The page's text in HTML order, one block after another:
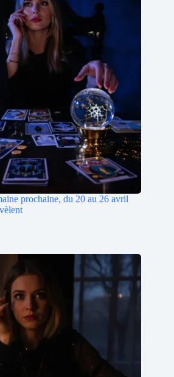
prochaine, du 20 au 26 avril